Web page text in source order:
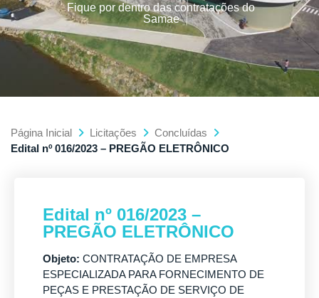
Fique por dentro das contratações do
Samae
Página Inicial Licitações
Concluídas
Edital nº 016/2023 – PREGÃO ELETRÔNICO
Edital nº 016/2023 –
PREGÃO ELETRÔNICO
Objeto: CONTRATAÇÃO DE EMPRESA
ESPECIALIZADA PARA FORNECIMENTO DE
PEÇAS E PRESTAÇÃO DE SERVIÇO DE